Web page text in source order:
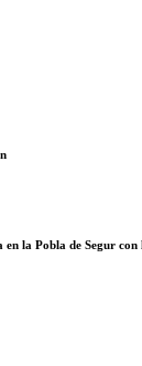
la Pobla de Segur